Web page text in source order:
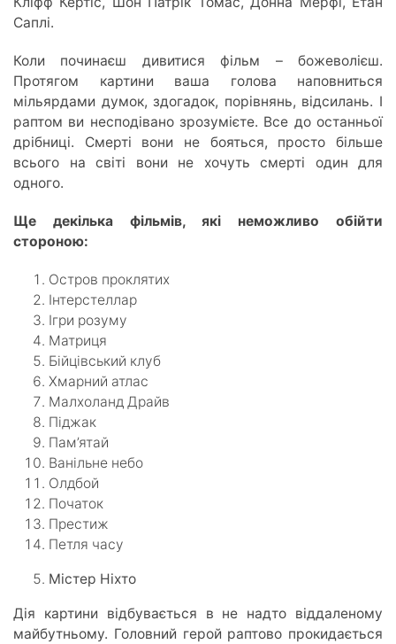
Саплі.
Коли починаєш дивитися фільм – божеволієш.
Протягом картини ваша голова наповниться
мільярдами думок, здогадок, порівнянь, відсилань. І
раптом ви несподівано зрозумієте. Все до останньої
дрібниці. Смерті вони не бояться, просто більше
всього на світі вони не хочуть смерті один для
одного.
Ще декілька фільмів, які неможливо обійти
стороною:
Остров проклятих
Інтерстеллар
Ігри розуму
Матриця
Бійцівський клуб
Хмарний атлас
Малхоланд Драйв
Піджак
Пам’ятай
Ванільне небо
Олдбой
Початок
Престиж
Петля часу
Містер Ніхто
Дія картини відбувається в не надто віддаленому
майбутньому. Головний герой раптово прокидається